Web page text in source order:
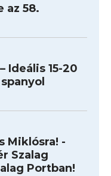
az 58.
Ideális 15-20
Miklósra! -
Szalag
Portban!